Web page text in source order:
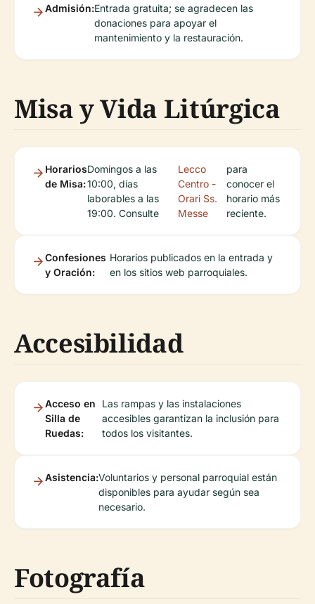
Admisión:Entrada gratuita; se agradecen las
donaciones para apoyar el
mantenimiento y la restauración.
Misa y Vida Litúrgica
Horarios
de Misa:
Domingos a las
10:00, días
laborables a las
19:00. Consulte
Lecco
Centro -
Orari Ss.
Messe
para
conocer el
horario más
reciente.
Confesiones
y Oración:
Horarios publicados en la entrada y
en los sitios web parroquiales.
Accesibilidad
Acceso en
Silla de
Ruedas:
Las rampas y las instalaciones
accesibles garantizan la inclusión para
todos los visitantes.
Asistencia:Voluntarios y personal parroquial están
disponibles para ayudar según sea
necesario.
Fotografía